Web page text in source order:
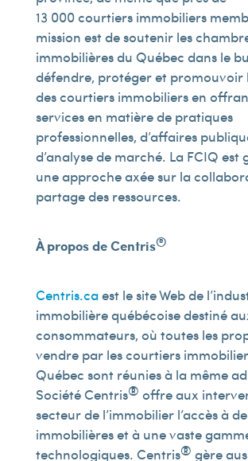
13 000 courtiers immobiliers
mission est de soutenir les
immobilières du Québec dans le
défendre, protéger et promouvoir
des courtiers immobiliers en
services en matière de pratiques
professionnelles, d’affaires
d’analyse de marché. La FCIQ est
une approche axée sur la
partage des ressources.
À propos de Centris®
Centris.caest le site Web de
immobilière québécoise destiné
consommateurs, où toutes les
vendre par les courtiers
Québec sont réunies à la même
Société Centris® offre aux
secteur de l’immobilier l’accès à
immobilières et à une vaste
technologiques. Centris® gère